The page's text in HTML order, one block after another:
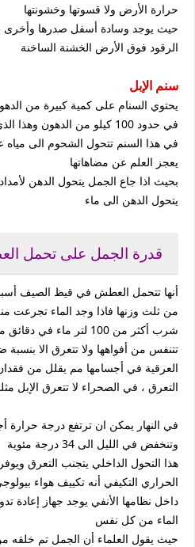
حرارة الأرض ولا قسوتها وخشونتها
حيث يوجد وسادة أسفل صدرها وأخرى
الرقود فوق الأرض الخشنة الساخنة
سنم الإبل
يحتوي السنام على كمية كبيرة من
في حدود 100 كيلو من الدهون
في هذا السنم تتحول الشحوم الى مياه
يعجز العلم عن مضاهاتها
بحيث اذا جاع الجمل يتحول الدهن
يتحول الدهن الى ماء
قدرة الجمل على تحمل
أنها تتحمل العطش في قيظ الصيف أسبوع
من ثلث وزنها فاذا وجد الماء تجرعت
شرب أكثر من 100 لتر ماء
تتنفس من أفواهها ولا تتعرق الا بنسبة
العرقية في أجسامها مم يقلل من
التعرق ، في الصحراء لا تتعرق الإبل
وتنخفض في الليل الى 34 درجة مئوية
هذا التحول الداخلي يتجنب التعرق
الحراري التكيفي أنه تكييف هواء
داخل نظامها الأنفي يوجد جهاز إعادة
الماء من كل نفس
حيث يقول العلماء أن الجمل تم خلقه